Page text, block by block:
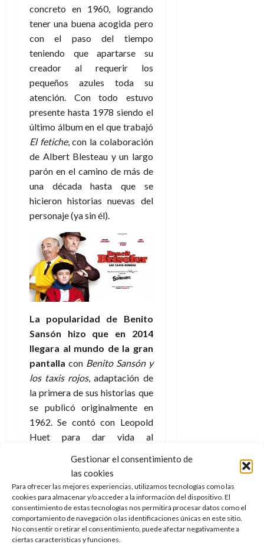
Gestionar el consentimiento de
las cookies
Para ofrecer las mejores experiencias, utilizamos tecnologías como las
cookies para almacenar y/o acceder a la información del dispositivo. El
consentimiento de estas tecnologías nos permitirá procesar datos como el
comportamiento de navegación o las identificaciones únicas en este sitio.
No consentir o retirar el consentimiento, puede afectar negativamente a
ciertas características y funciones.
concreto en 1960, logrando
tener una buena acogida pero
con el paso del tiempo
teniendo que apartarse su
creador al requerir los
pequeños azules toda su
atención. Con todo estuvo
presente hasta 1978 siendo el
último álbum en el que trabajó
El fetiche, con la colaboración
de Albert Blesteau y un largo
parón en el camino de más de
una década hasta que se
hicieron historias nuevas del
personaje (ya sin él).
La popularidad de Benito
Sansón hizo que en 2014
llegara al mundo de la gran
pantalla con Benito Sansón y
los taxis rojos, adaptación de
la primera de sus historias que
se publicó originalmente en
1962. Se contó con Leopold
Huet para dar vida al
momento es su única película,
Pradal, también detrás deEl
misterio de Ginostraque
protagonizaron Harvey Keitel
y Andie MacDowell.